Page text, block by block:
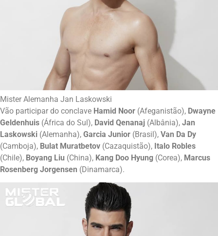
Mister Alemanha Jan Laskowski
Vão participar do conclave Hamid Noor (Afeganistão), Dwayne
Geldenhuis (África do Sul), David Qenanaj (Albânia), Jan
Laskowski (Alemanha), Garcia Junior (Brasil), Van Da Dy
(Camboja), Bulat Muratbetov (Cazaquistão), Italo Robles
(Chile), Boyang Liu (China), Kang Doo Hyung (Corea), Marcus
Rosenberg Jorgensen (Dinamarca).